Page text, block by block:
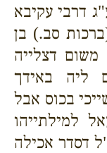
דרבי עקיבא
סב.) בן
דצלייה
ליה באידך
בכוס אבל
למילתייהו
דסדר אכילה